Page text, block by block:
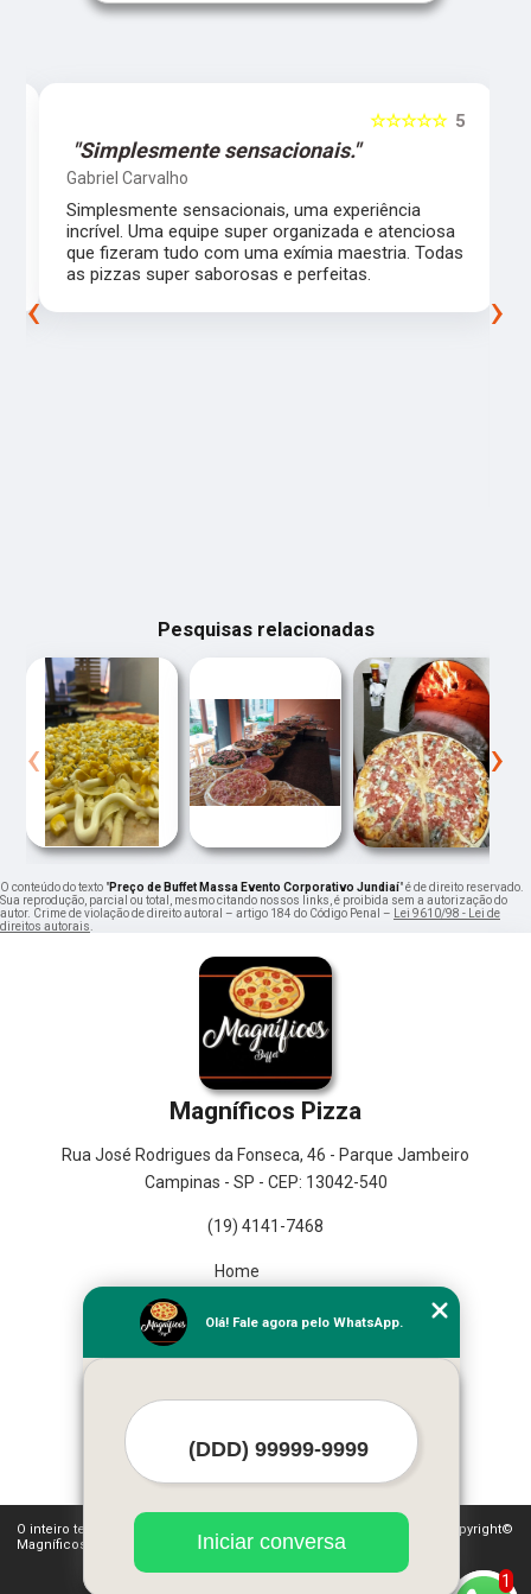
5
☆☆☆☆☆
"Simplesmente sensacionais."
Gabriel Carvalho
Simplesmente sensacionais, uma experiência
incrível. Uma equipe super organizada e atenciosa
que fizeram tudo com uma exímia maestria. Todas
as pizzas super saborosas e perfeitas.
‹ ›
Pesquisas relacionadas
‹ ›
O conteúdo do texto "Preço de Buffet Massa Evento Corporativo Jundiaí" é de direito reservado.
Sua reprodução, parcial ou total, mesmo citando nossos links, é proibida sem a autorização do
autor. Crime de violação de direito autoral – artigo 184 do Código Penal –
Lei 9610/98 - Lei de
direitos autorais
Magníficos Pizza
Rua José Rodrigues da Fonseca, 46 - Parque Jambeiro
Campinas - SP - CEP: 13042-540
(19) 4141-7468
Home
Missão
O inteiro teor deste site está sujeito à proteção de direitos autorais. Copyright©
Magníficos Pizza (Lei 9610 de 19/02/1998)
1
Olá! Fale agora pelo WhatsApp.
Iniciar conversa